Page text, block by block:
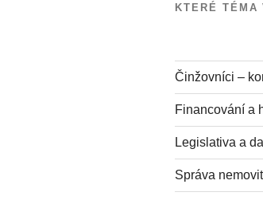
KTERÉ
Činžovníci –
Financování a
Legislativa a
Správa